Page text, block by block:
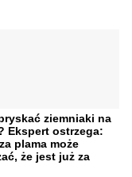
ziemniaki na
Ekspert ostrzega:
plama może
że jest już za